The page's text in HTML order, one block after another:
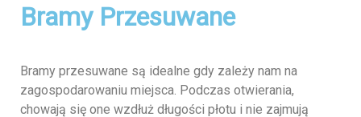
Bramy Przesuwane
Bramy przesuwane są idealne gdy zależy nam na
zagospodarowaniu miejsca. Podczas otwierania,
chowają się one wzdłuż długości płotu i nie zajmują